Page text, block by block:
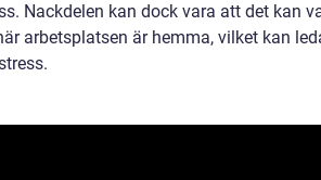
Nackdelen kan dock vara att det kan
arbetsplatsen är hemma, vilket kan